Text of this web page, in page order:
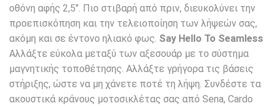
οθόνη αφής 2,5″. Πιο στιβαρή από πριν, διευκολύνει την
προεπισκόπηση και την τελειοποίηση των λήψεών σας,
ακόμη και σε έντονο ηλιακό φως. Say Hello To Seamless
Αλλάξτε εύκολα μεταξύ των αξεσουάρ με το σύστημα
μαγνητικής τοποθέτησης. Αλλάξτε γρήγορα τις βάσεις
στήριξης, ώστε να μη χάνετε ποτέ τη λήψη. Συνδέστε τα
ακουστικά κράνους μοτοσικλέτας σας από Sena, Cardo